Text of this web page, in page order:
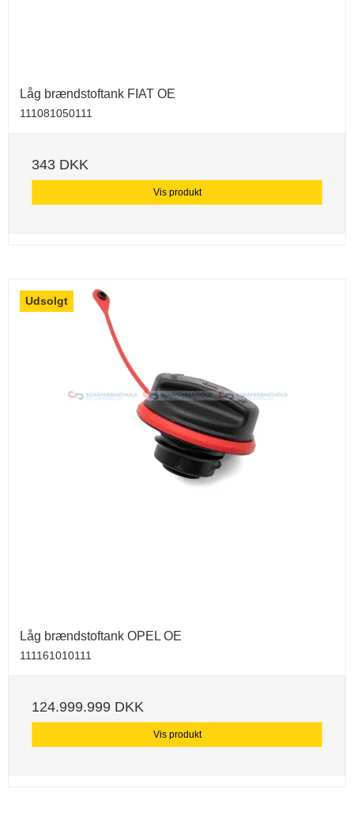
Låg brændstoftank FIAT OE
111081050111
343 DKK
Vis produkt
Udsolgt
Låg brændstoftank OPEL OE
111161010111
124.999.999 DKK
Vis produkt